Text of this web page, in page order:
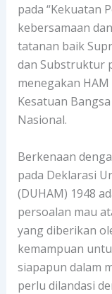
pada “Kekuatan
kebersamaan
tatanan baik
dan Substruktur
menegakan
Kesatuan
Nasional.
Berkenaan
pada Deklarasi
(DUHAM) 1948
persoalan mau
yang diberikan
kemampuan
siapapun dalam
perlu dilandasi